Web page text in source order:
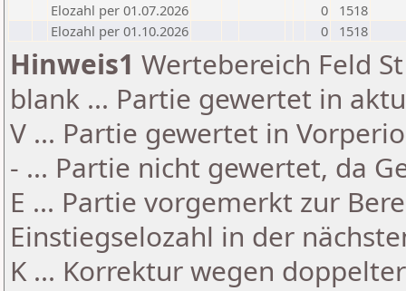
Elozahl per 01.07.2026
0
1518
Elozahl per 01.10.2026
0 1518
Hinweis1 Wertebereich Feld
blank ... Partie gewertet in
V ... Partie gewertet in
- ... Partie nicht gewertet, da
E ... Partie vorgemerkt zur
Einstiegselozahl in der
K ... Korrektur wegen